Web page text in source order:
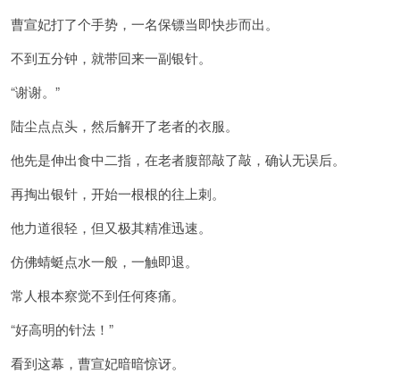
曹宣妃打了个手势，一名保镖当即快步而出。
不到五分钟，就带回来一副银针。
“谢谢。”
陆尘点点头，然后解开了老者的衣服。
他先是伸出食中二指，在老者腹部敲了敲，确认无误后。
再掏出银针，开始一根根的往上刺。
他力道很轻，但又极其精准迅速。
仿佛蜻蜓点水一般，一触即退。
常人根本察觉不到任何疼痛。
“好高明的针法！”
看到这幕，曹宣妃暗暗惊讶。